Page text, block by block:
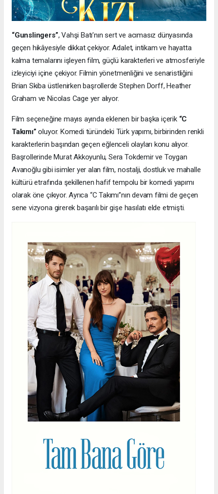
“Gunslingers”, Vahşi Batı’nın sert ve acımasız dünyasında
geçen hikâyesiyle dikkat çekiyor. Adalet, intikam ve hayatta
kalma temalarını işleyen film, güçlü karakterleri ve atmosferiyle
izleyiciyi içine çekiyor. Filmin yönetmenliğini ve senaristliğini
Brian Skiba üstlenirken başrollerde Stephen Dorff, Heather
Graham ve Nicolas Cage yer alıyor.
Film seçeneğine mayıs ayında eklenen bir başka içerik “C
Takımı” oluyor. Komedi türündeki Türk yapımı, birbirinden renkli
karakterlerin başından geçen eğlenceli olayları konu alıyor.
Başrollerinde Murat Akkoyunlu, Sera Tokdemir ve Toygan
Avanoğlu gibi isimler yer alan film, nostalji, dostluk ve mahalle
kültürü etrafında şekillenen hafif tempolu bir komedi yapımı
olarak öne çıkıyor. Ayrıca “C Takımı”nın devam filmi de geçen
sene vizyona girerek başarılı bir gişe hasılatı elde etmişti.